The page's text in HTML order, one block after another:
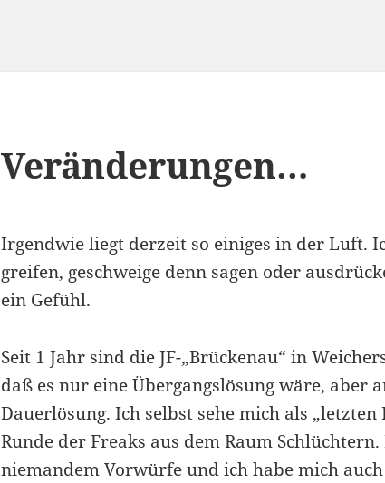
Veränderungen…
Irgendwie liegt derzeit so einiges in der Luft.
greifen, geschweige denn sagen oder
ein Gefühl.
Seit 1 Jahr sind die JF-„Brückenau“ in
daß es nur eine Übergangslösung wäre, aber
Dauerlösung. Ich selbst sehe mich als
Runde der Freaks aus dem Raum
niemandem Vorwürfe und ich habe mich